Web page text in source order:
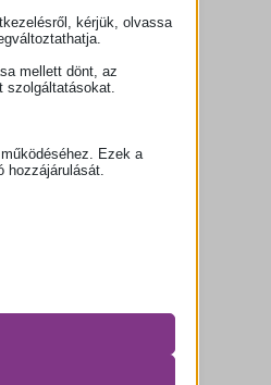
kérjük, olvassa
mellett dönt, az
Ezek a